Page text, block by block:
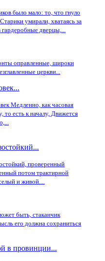
было мало: то, что гнуло
умирали, хватаясь за
гардеробные дверцы,...
оправленные, широки
церкви...
Медленно, как часовая
то есть к началу, Движется
проверенный
потом трактирной
и живой....
быть, стаканчик
его должна сохраниться
в провинции...